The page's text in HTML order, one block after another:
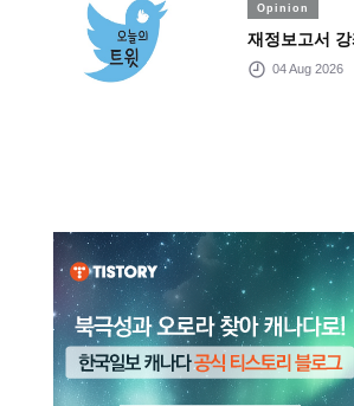
Opinion
재정보고서
04 Aug 2026